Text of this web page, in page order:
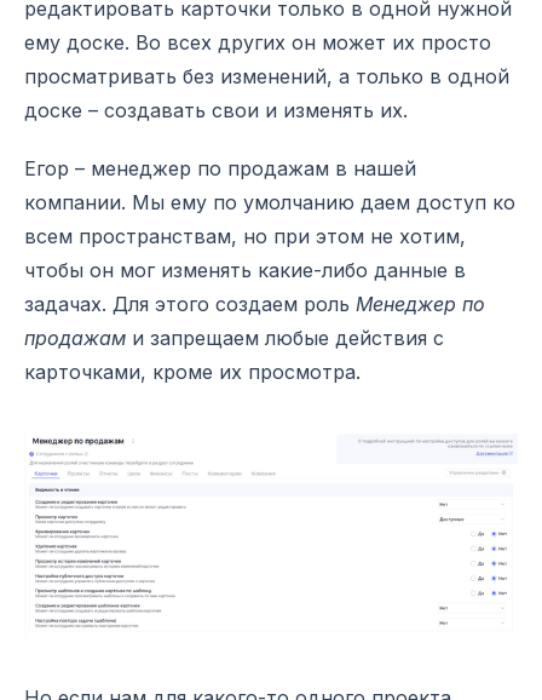
редактировать карточки только в одной нужной
ему доске. Во всех других он может их просто
просматривать без изменений, а только в одной
доске – создавать свои и изменять их.
Егор – менеджер по продажам в нашей
компании. Мы ему по умолчанию даем доступ ко
всем пространствам, но при этом не хотим,
чтобы он мог изменять какие-либо данные в
задачах. Для этого создаем роль Менеджер по
продажам и запрещаем любые действия с
карточками, кроме их просмотра.